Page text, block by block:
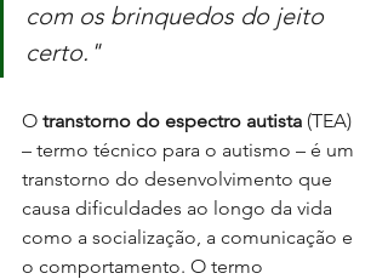
com os brinquedos do jeito
certo."
O transtorno do espectro autista (TEA)
– termo técnico para o autismo – é um
transtorno do desenvolvimento que
causa dificuldades ao longo da vida
como a socialização, a comunicação e
o comportamento. O termo